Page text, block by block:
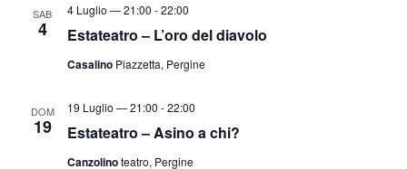
SAB
4 Estateatro – L’oro del diavolo
4 Luglio — 21:00 -22:00
Casalino Piazzetta, Pergine
DOM
19 Estateatro – Asino a chi?
19 Luglio — 21:00 -22:00
Canzolinoteatro, Pergine